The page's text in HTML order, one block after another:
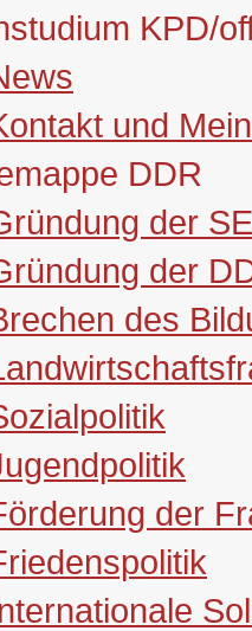
KPD/
und
DDR
der
der
des
der